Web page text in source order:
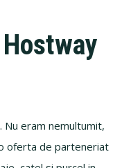
Nu eram nemultumit,
oferta de parteneriat